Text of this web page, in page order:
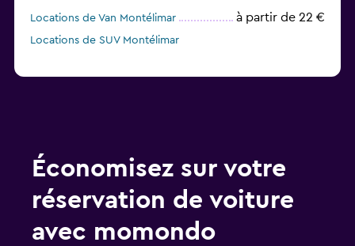
Locations de Van Montélimar à partir de 22 €
Locations de SUV Montélimar
Économisez sur votre
réservation de voiture
avec momondo